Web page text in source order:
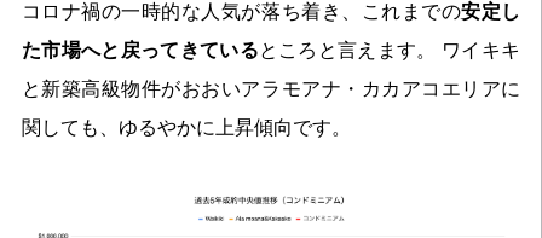
コロナ禍の一時的な人気が落ち着き、これまでの安定し
た市場へと戻ってきているところと言えます。 ワイキキ
と新築高級物件がおおいアラモアナ・カカアコエリアに
関しても、ゆるやかに上昇傾向です。